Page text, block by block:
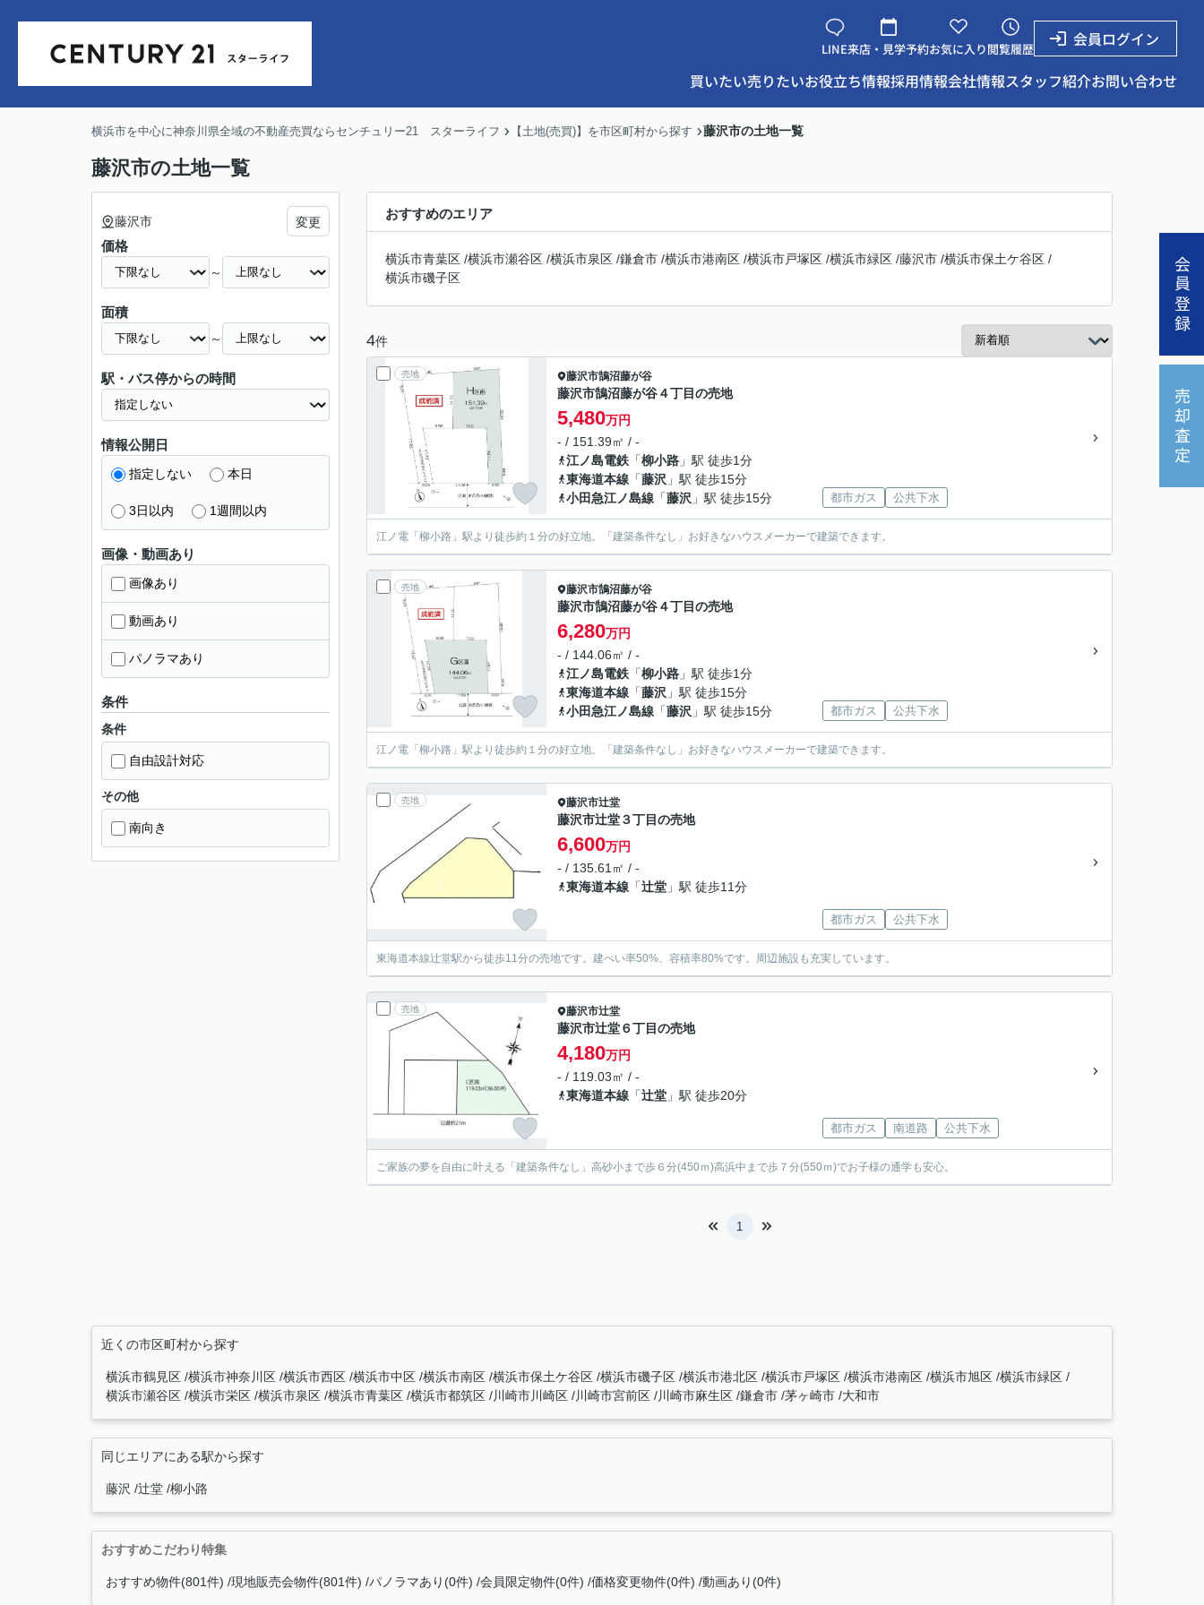
LINE来店・見学予約お気に入り閲覧履歴
会員ログイン
買いたい売りたいお役立ち情報採用情報会社情報スタッフ紹介お問い合わせ
会員登録
売却査定
横浜市を中心に神奈川県全域の不動産売買ならセンチュリー21 スターライフ 【土地(売買)】を市区町村から探す 藤沢市の土地一覧
藤沢市の土地一覧
おすすめのエリア
横浜市青葉区 /横浜市瀬谷区 /横浜市泉区 /鎌倉市 /横浜市港南区 /横浜市戸塚区 /横浜市緑区 /藤沢市 /横浜市保土ケ谷区 /
横浜市磯子区
4件
売地 藤沢市鵠沼藤が谷
藤沢市鵠沼藤が谷４丁目の売地
5,480万円
- / 151.39㎡ / -
江ノ島電鉄 「柳小路 」駅 徒歩1分
東海道本線 「藤沢 」駅 徒歩15分
小田急江ノ島線 「藤沢 」駅 徒歩15分 都市ガス 公共下水
江ノ電「柳小路」駅より徒歩約１分の好立地。「建築条件なし」お好きなハウスメーカーで建築できます。
売地 藤沢市鵠沼藤が谷
藤沢市鵠沼藤が谷４丁目の売地
6,280万円
- / 144.06㎡ / -
江ノ島電鉄 「柳小路 」駅 徒歩1分
東海道本線 「藤沢 」駅 徒歩15分
小田急江ノ島線 「藤沢 」駅 徒歩15分 都市ガス 公共下水
江ノ電「柳小路」駅より徒歩約１分の好立地。「建築条件なし」お好きなハウスメーカーで建築できます。
売地 藤沢市辻堂
藤沢市辻堂３丁目の売地
6,600万円
- / 135.61㎡ / -
東海道本線 「辻堂 」駅 徒歩11分
都市ガス 公共下水
東海道本線辻堂駅から徒歩11分の売地です。建ぺい率50%、容積率80%です。周辺施設も充実しています。
売地 藤沢市辻堂
藤沢市辻堂６丁目の売地
4,180万円
- / 119.03㎡ / -
東海道本線 「辻堂 」駅 徒歩20分
都市ガス 南道路 公共下水
ご家族の夢を自由に叶える「建築条件なし」高砂小まで歩６分(450ｍ)高浜中まで歩７分(550ｍ)でお子様の通学も安心。
1
藤沢市 変更
価格
～
面積
～
駅・バス停からの時間
情報公開日
指定しない 本日
3日以内 1週間以内
画像・動画あり
画像あり
動画あり
パノラマあり
条件
条件
自由設計対応
その他
南向き
近くの市区町村から探す
横浜市鶴見区 横浜市神奈川区 横浜市西区 横浜市中区 横浜市南区 横浜市保土ケ谷区 横浜市磯子区 横浜市港北区 横浜市戸塚区 横浜市港南区 横浜市旭区 横浜市緑区
横浜市瀬谷区 横浜市栄区 横浜市泉区 横浜市青葉区 横浜市都筑区 川崎市川崎区 川崎市宮前区 川崎市麻生区 鎌倉市 茅ヶ崎市 大和市
同じエリアにある駅から探す
藤沢 辻堂 柳小路
おすすめこだわり特集
おすすめ物件(801件) 現地販売会物件(801件) パノラマあり(0件) 会員限定物件(0件) 価格変更物件(0件) 動画あり(0件)